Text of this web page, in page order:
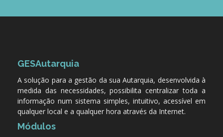
GESAutarquia
A solução para a gestão da sua Autarquia, desenvolvida à
medida das necessidades, possibilita centralizar toda a
informação num sistema simples, intuitivo, acessível em
qualquer local e a qualquer hora através da Internet.
Módulos